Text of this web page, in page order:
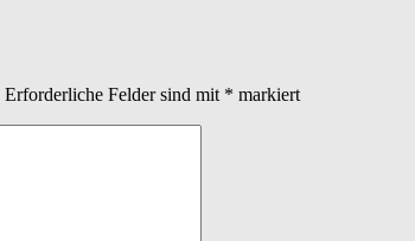
Erforderliche Felder sind mit * markiert